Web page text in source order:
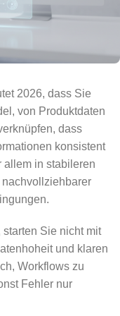
2026, dass Sie
von Produktdaten
dass
konsistent
allem in stabileren
Sie nicht mit
und klaren
Workflows zu
Fehler nur